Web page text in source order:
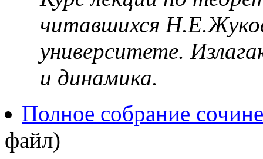
читавшихся
университете.
и динамика.
Полное собрание
файл)